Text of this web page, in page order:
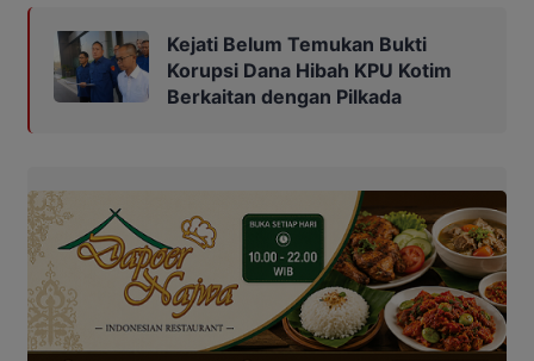
Kejati Belum Temukan Bukti
Korupsi Dana Hibah KPU Kotim
Berkaitan dengan Pilkada